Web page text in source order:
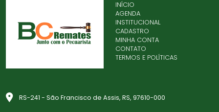
INÍCIO
AGENDA
INSTITUCIONAL
CADASTRO
MINHA CONTA
CONTATO
TERMOS E POLÍTICAS
RS-241 - São Francisco de Assis, RS, 97610-000